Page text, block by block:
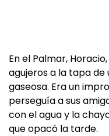
En el Palmar,
agujeros a la tapa
gaseosa. Era un
perseguía a sus
con el agua y la
que opacó la tarde.